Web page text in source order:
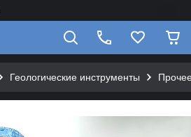
Геологические инструменты